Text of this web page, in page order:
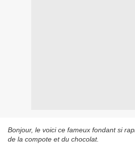
Bonjour, le voici ce fameux fondant si
de la compote et du chocolat.